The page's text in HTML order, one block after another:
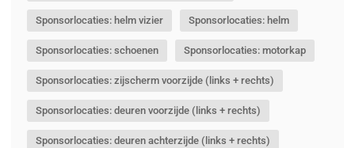
Sponsorlocaties: helm vizier Sponsorlocaties: helm
Sponsorlocaties: schoenen Sponsorlocaties: motorkap
Sponsorlocaties: zijscherm voorzijde (links + rechts)
Sponsorlocaties: deuren voorzijde (links + rechts)
Sponsorlocaties: deuren achterzijde (links + rechts)